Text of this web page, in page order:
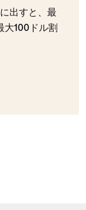
出すと、最
100ドル割